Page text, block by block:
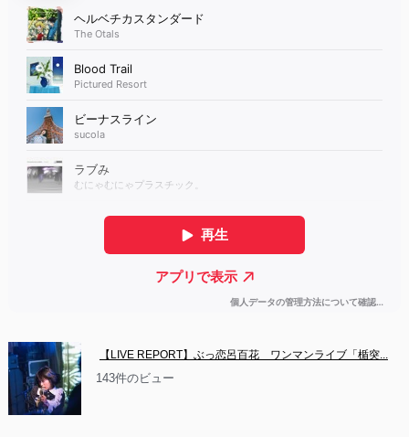
【LIVE REPORT】ぶっ恋呂百花　ワンマンライブ「楯突...
143件のビュー